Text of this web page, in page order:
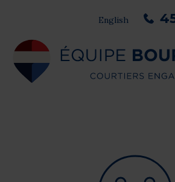
English